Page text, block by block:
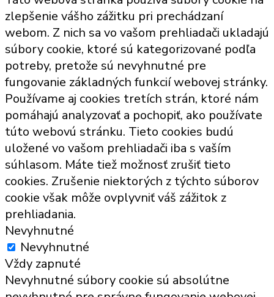
zlepšenie vášho zážitku pri prechádzaní
webom. Z nich sa vo vašom prehliadači ukladajú
súbory cookie, ktoré sú kategorizované podľa
potreby, pretože sú nevyhnutné pre
fungovanie základných funkcií webovej stránky.
Používame aj cookies tretích strán, ktoré nám
pomáhajú analyzovať a pochopiť, ako používate
túto webovú stránku. Tieto cookies budú
uložené vo vašom prehliadači iba s vaším
súhlasom. Máte tiež možnosť zrušiť tieto
cookies. Zrušenie niektorých z týchto súborov
cookie však môže ovplyvniť váš zážitok z
prehliadania.
Nevyhnutné
Nevyhnutné
Vždy zapnuté
Nevyhnutné súbory cookie sú absolútne